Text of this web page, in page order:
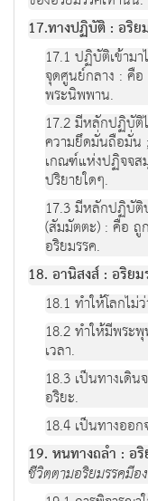
17.ทางปฏิบัติ : อริย
17.1 ปฏิบัติเข้าม
จุดศูนย์กลาง : คื
พระนิพพาน.
17.2 มีหลักปฏิบัติ
ความยึดมั่นถือมั่น
เกณฑ์แห่งปฏิจจส
ปริยายใดๆ.
17.3 มีหลักปฏิบัติ
(สัมมัตตะ) : คือ ถู
อริยมรรค.
18. อานิสงส์ : อริย
18.1 ทำให้โลกไม่
18.2 ทำให้มีพระ
เวลา.
18.3 เป็นทางเดิ
อริยะ.
18.4 เป็นทางออ
19. หนทางถลำ : อ
ชีวิตตามอริยมรรคมีอ